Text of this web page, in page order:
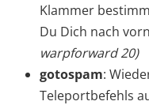
Klammer
Du Dich nach
warpforward 20)
gotospam:
Teleportbefehls